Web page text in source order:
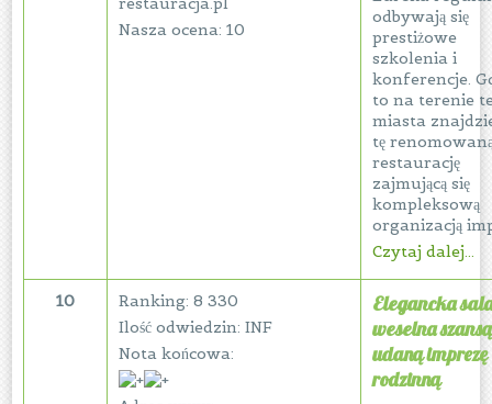
Nasza ocena: 10
odbywają się
prestiżowe
szkolenia i
konferencje.
to na terenie
miasta
tę
restaurację
zajmującą się
kompleksową
organizacją
Czytaj dalej...
10
Ranking: 8 330
Ilość odwiedzin: INF
Nota końcowa:
Elegancka
weselna
udaną imprezę
rodzinną